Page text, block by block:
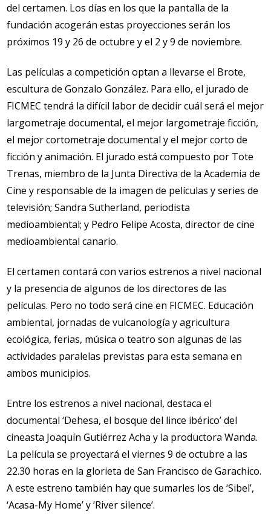
del certamen. Los días en los que la pantalla de la
fundación acogerán estas proyecciones serán los
próximos 19 y 26 de octubre y el 2 y 9 de noviembre.
Las películas a competición optan a llevarse el Brote,
escultura de Gonzalo González. Para ello, el jurado de
FICMEC tendrá la difícil labor de decidir cuál será el mejor
largometraje documental, el mejor largometraje ficción,
el mejor cortometraje documental y el mejor corto de
ficción y animación. El jurado está compuesto por Tote
Trenas, miembro de la Junta Directiva de la Academia de
Cine y responsable de la imagen de películas y series de
televisión; Sandra Sutherland, periodista
medioambiental; y Pedro Felipe Acosta, director de cine
medioambiental canario.
El certamen contará con varios estrenos a nivel nacional
y la presencia de algunos de los directores de las
películas. Pero no todo será cine en FICMEC. Educación
ambiental, jornadas de vulcanología y agricultura
ecológica, ferias, música o teatro son algunas de las
actividades paralelas previstas para esta semana en
ambos municipios.
Entre los estrenos a nivel nacional, destaca el
documental ‘Dehesa, el bosque del lince ibérico’ del
cineasta Joaquín Gutiérrez Acha y la productora Wanda.
La película se proyectará el viernes 9 de octubre a las
22.30 horas en la glorieta de San Francisco de Garachico.
A este estreno también hay que sumarles los de ‘Sibel’,
‘Acasa-My Home’ y ‘River silence’.